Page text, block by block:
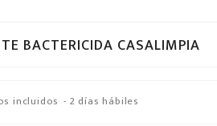
BACTERICIDA CASALIMPIA
incluidos 2 días hábiles